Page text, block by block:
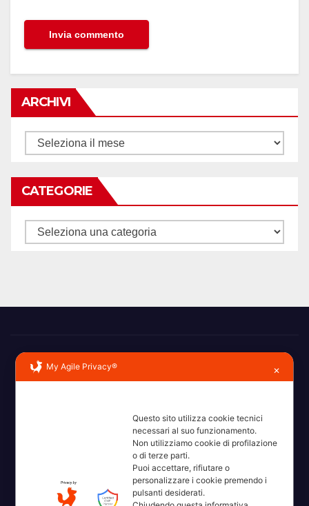
ARCHIVI
Archivi
CATEGORIE
Categorie
Erba, Brianza, Lario: raccontate con la serietà di chi non
ricorda la domanda.
My Agile Privacy® ✕
Questo sito utilizza cookie tecnici
necessari al suo funzionamento.
Non utilizziamo cookie di profilazione
o di terze parti.
Puoi accettare, rifiutare o
personalizzare i cookie premendo i
pulsanti desiderati.